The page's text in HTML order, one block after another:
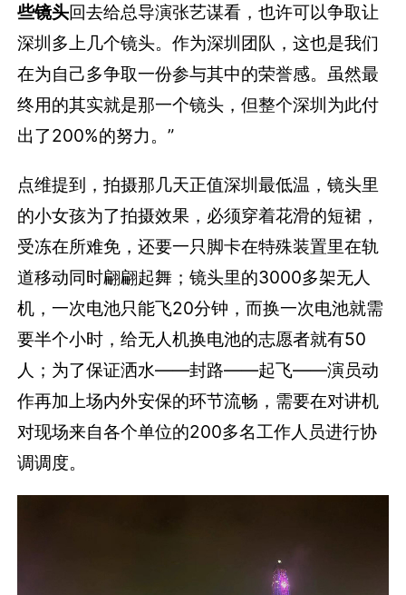
些镜头回去给总导演张艺谋看，也许可以争取让
深圳多上几个镜头。作为深圳团队，这也是我们
在为自己多争取一份参与其中的荣誉感。虽然最
终用的其实就是那一个镜头，但整个深圳为此付
出了200%的努力。”
点维提到，拍摄那几天正值深圳最低温，镜头里
的小女孩为了拍摄效果，必须穿着花滑的短裙，
受冻在所难免，还要一只脚卡在特殊装置里在轨
道移动同时翩翩起舞；镜头里的3000多架无人
机，一次电池只能飞20分钟，而换一次电池就需
要半个小时，给无人机换电池的志愿者就有50
人；为了保证洒水——封路——起飞——演员动
作再加上场内外安保的环节流畅，需要在对讲机
对现场来自各个单位的200多名工作人员进行协
调调度。